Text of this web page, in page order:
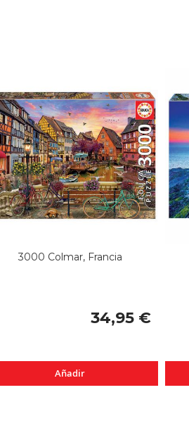
3000 Colmar, Francia
34,95 €
Añadir